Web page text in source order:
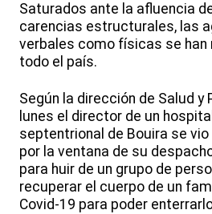
Saturados ante la afluencia
carencias estructurales, las
verbales como físicas se han
todo el país.
Según la dirección de Salud y
lunes el director de un
septentrional de Bouira se
por la ventana de su
para huir de un grupo de
recuperar el cuerpo de un
Covid-19 para poder